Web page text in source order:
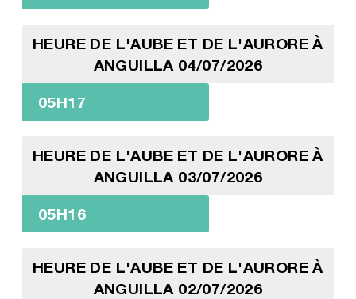
HEURE DE L'AUBE ET DE L'AURORE À
ANGUILLA 04/07/2026
05H17
HEURE DE L'AUBE ET DE L'AURORE À
ANGUILLA 03/07/2026
05H16
HEURE DE L'AUBE ET DE L'AURORE À
ANGUILLA 02/07/2026